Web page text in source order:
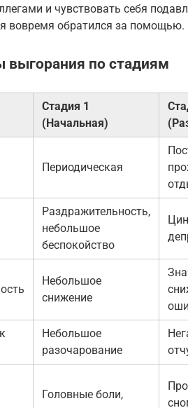
и чувствовать себя
вовремя обратился за помощью.
по стадиям
Стадия 1
(Начальная)
Периодическая
Раздражительность,
небольшое
беспокойство
Небольшое
снижение
Небольшое
разочарование
Головные боли,